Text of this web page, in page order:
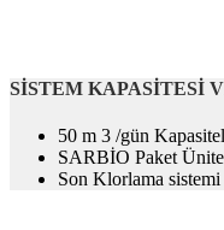
SİSTEM KAPASİTESİ
50 m 3 /gün
SARBİO Paket Ünite
Son Klorlama sistemi